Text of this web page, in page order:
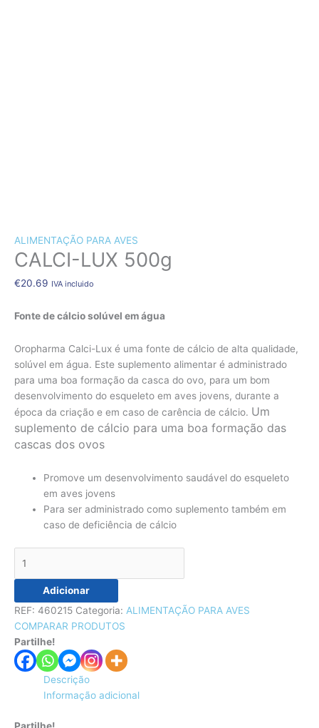
ALIMENTAÇÃO PARA AVES
CALCI-LUX 500g
€20.69 IVA incluido
Fonte de cálcio solúvel em água
Oropharma Calci-Lux é uma fonte de cálcio de alta qualidade,
solúvel em água. Este suplemento alimentar é administrado
para uma boa formação da casca do ovo, para um bom
desenvolvimento do esqueleto em aves jovens, durante a
época da criação e em caso de carência de cálcio. Um
suplemento de cálcio para uma boa formação das
cascas dos ovos
Promove um desenvolvimento saudável do esqueleto
em aves jovens
Para ser administrado como suplemento também em
caso de deficiência de cálcio
LUX
500g
Adicionar
REF: 460215 Categoria: ALIMENTAÇÃO PARA AVES
COMPARAR PRODUTOS
Partilhe!
Descrição
Informação adicional